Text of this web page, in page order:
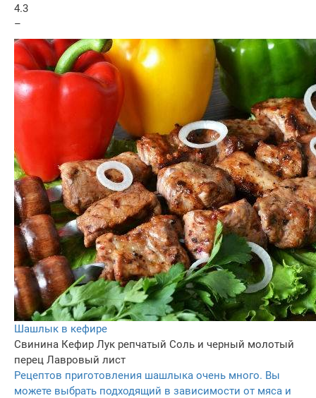
4.3
–
Шашлык в кефире
Свинина Кефир Лук репчатый Соль и черный молотый
перец Лавровый лист
Рецептов приготовления шашлыка очень много. Вы
можете выбрать подходящий в зависимости от мяса и